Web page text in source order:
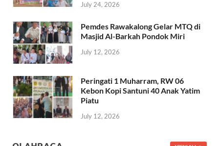
July 24, 2026
Pemdes Rawakalong Gelar MTQ di
Masjid Al-Barkah Pondok Miri
July 12, 2026
Peringati 1 Muharram, RW 06
Kebon Kopi Santuni 40 Anak Yatim
Piatu
July 12, 2026